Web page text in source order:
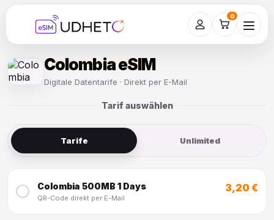
0
Colombia eSIM
Digitale Datentarife · Direkt per E-Mail
Tarif auswählen
Tarife Unlimited
Colombia 500MB 1 Days
QR-Code direkt per E-Mail
3,20 €